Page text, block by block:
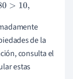
,
de la
consulta el
estas